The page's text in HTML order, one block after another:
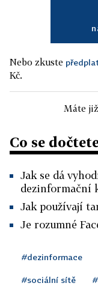
Nebo zkuste
Kč.
Máte
Co se
Jak se dá
dezinformační
Jak používají
Je rozumné
#dezinformace
#sociální sítě